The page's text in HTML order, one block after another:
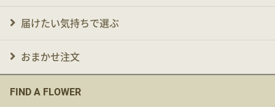
届けたい気持ちで選ぶ
おまかせ注文
FIND A FLOWER